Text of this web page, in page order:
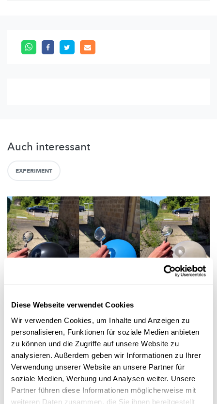
Diese Webseite verwendet Cookies
Wir verwenden Cookies, um Inhalte und Anzeigen zu
personalisieren, Funktionen für soziale Medien anbieten
zu können und die Zugriffe auf unsere Website zu
analysieren. Außerdem geben wir Informationen zu Ihrer
Verwendung unserer Website an unsere Partner für
soziale Medien, Werbung und Analysen weiter. Unsere
Partner führen diese Informationen möglicherweise mit
weiteren Daten zusammen, die Sie ihnen bereitgestellt
Auch interessant
EXPERIMENT
Experimentieren
ENERGIE DER SONNE
Welcher Luftballon platzt schneller in der
Sonne?
FNR